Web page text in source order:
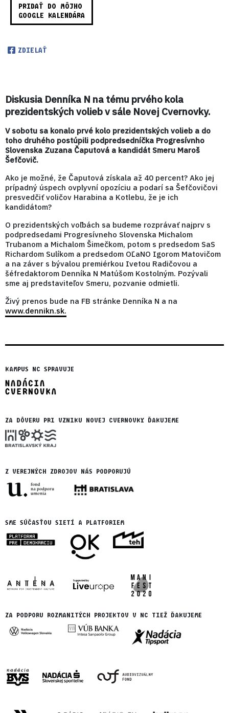
PRIDAŤ DO MÔJHO
GOOGLE KALENDÁRA
ZDIELAŤ
Diskusia Denníka N na tému prvého kola
prezidentských volieb v sále Novej Cvernovky.
V sobotu sa konalo prvé kolo prezidentských volieb a do
toho druhého postúpili podpredsedníčka Progresívnho
Slovenska Zuzana Čaputová a kandidát Smeru Maroš
Šefčovič.
Ako je možné, že Čaputová získala až 40 percent? Ako jej
prípadný úspech ovplyvní opozíciu a podarí sa Šefčovičovi
presvedčiť voličov Harabina a Kotlebu, že je ich
kandidátom?
O prezidentských voľbách sa budeme rozprávať najprv s
podpredsedami Progresívneho Slovenska Michalom
Trubanom a Michalom Šimečkom, potom s predsedom SaS
Richardom Sulíkom a predsedom OĽaNO Igorom Matovičom
a na záver s bývalou premiérkou Ivetou Radičovou a
šéfredaktorom Denníka N Matúšom Kostolným. Pozývali
sme aj predstaviteľov Smeru, pozvanie odmietli.
Živý prenos bude na FB stránke Denníka N a na
www.dennikn.sk.
KAMPUS NC SPRAVUJE
ZA DÔVERU PRI VZNIKU NOVEJ CVERNOVKY ĎAKUJEME
Z VEREJNÝCH ZDROJOV NÁS PODPORUJÚ
SME SÚČASŤOU SIETÍ A PLATFORIEM
ZA PODPORU ROZMANITÝCH PROJEKTOV V NC TIEŽ ĎAKUJEME